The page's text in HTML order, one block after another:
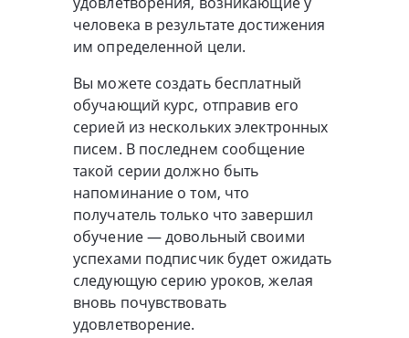
человека в результате достижения
им определенной цели.
Вы можете создать бесплатный
обучающий курс, отправив его
серией из нескольких электронных
писем. В последнем сообщение
такой серии должно быть
напоминание о том, что
получатель только что завершил
обучение — довольный своими
успехами подписчик будет ожидать
следующую серию уроков, желая
вновь почувствовать
удовлетворение.